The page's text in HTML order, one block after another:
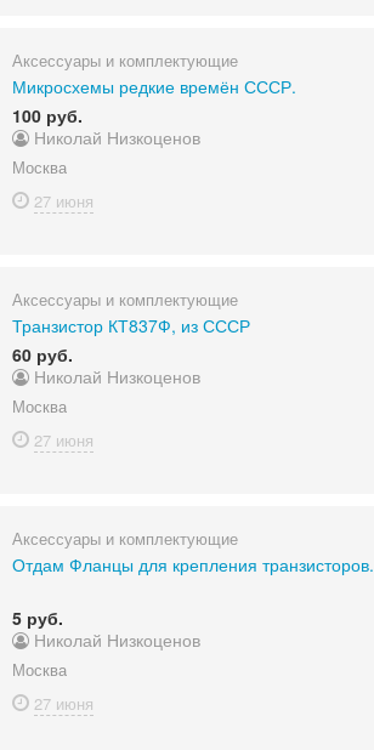
Аксессуары и комплектующие
Микросхемы редкие времён СССР.
100 руб.
Николай Низкоценов
Москва
27 июня
Аксессуары и комплектующие
Транзистор КТ837Ф, из СССР
60 руб.
Николай Низкоценов
Москва
27 июня
Аксессуары и комплектующие
Отдам Фланцы для крепления транзисторов.
5 руб.
Николай Низкоценов
Москва
27 июня